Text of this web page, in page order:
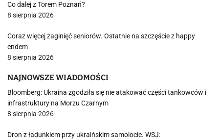
Co dalej z Torem Poznań?
8 sierpnia 2026
Coraz więcej zaginięć seniorów. Ostatnie na szczęście z happy
endem
8 sierpnia 2026
NAJNOWSZE WIADOMOŚCI
Bloomberg: Ukraina zgodziła się nie atakować części tankowców i
infrastruktury na Morzu Czarnym
8 sierpnia 2026
Dron z ładunkiem przy ukraińskim samolocie. WSJ: